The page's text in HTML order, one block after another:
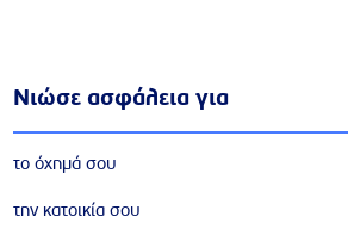
Νιώσε ασφάλεια για
το όχημά σου
την κατοικία σου